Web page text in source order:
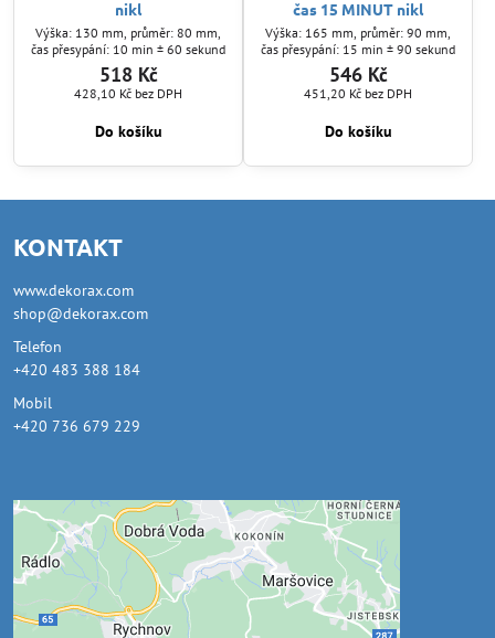
nikl
Výška: 130 mm, průměr: 80 mm,
čas přesypání: 10 min ± 60 sekund
518 Kč
428,10 Kč bez DPH
Do košíku
čas 15 MINUT nikl
Výška: 165 mm, průměr: 90 mm,
čas přesypání: 15 min ± 90 sekund
546 Kč
451,20 Kč bez DPH
Do košíku
KONTAKT
www.dekorax.com
shop@dekorax.com
Telefon
+420 483 388 184
Mobil
+420 736 679 229
Externí obsah je blokován
Volbami soukromí